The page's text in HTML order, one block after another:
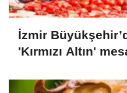
İzmir
'Kırmızı Altın'